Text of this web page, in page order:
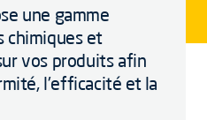
une gamme
chimiques et
vos produits afin
l'efficacité et la